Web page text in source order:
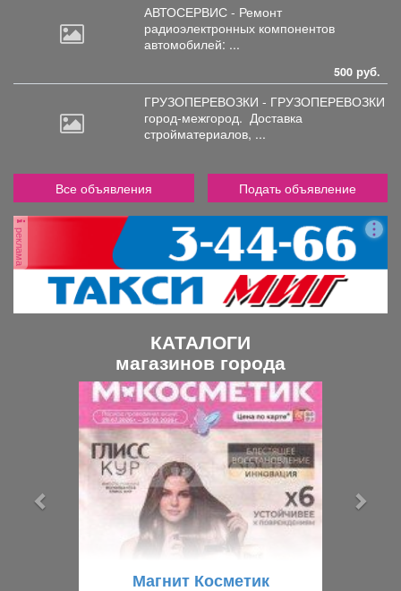
АВТОСЕРВИС - Ремонт
радиоэлектронных компонентов
автомобилей: ...
500 руб.
ГРУЗОПЕРЕВОЗКИ - ГРУЗОПЕРЕВОЗКИ
город-межгород. Доставка
стройматериалов, ...
Все объявления Подать объявление
реклама
КАТАЛОГИ
магазинов города
Магнит Косметик